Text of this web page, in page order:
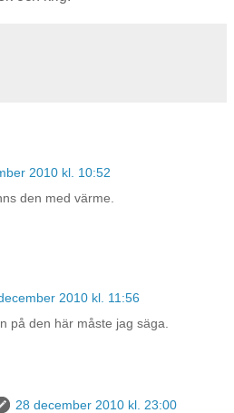
2010 kl. 10:52
den med värme.
2010 kl. 11:56
på den här måste jag säga.
28 december 2010 kl. 23:00